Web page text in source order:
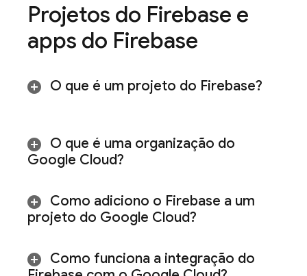
Projetos do Firebase e
apps do Firebase
O que é um projeto do Firebase?
O que é uma organização do
Google Cloud?
Como adiciono o Firebase a um
projeto do Google Cloud?
Como funciona a integração do